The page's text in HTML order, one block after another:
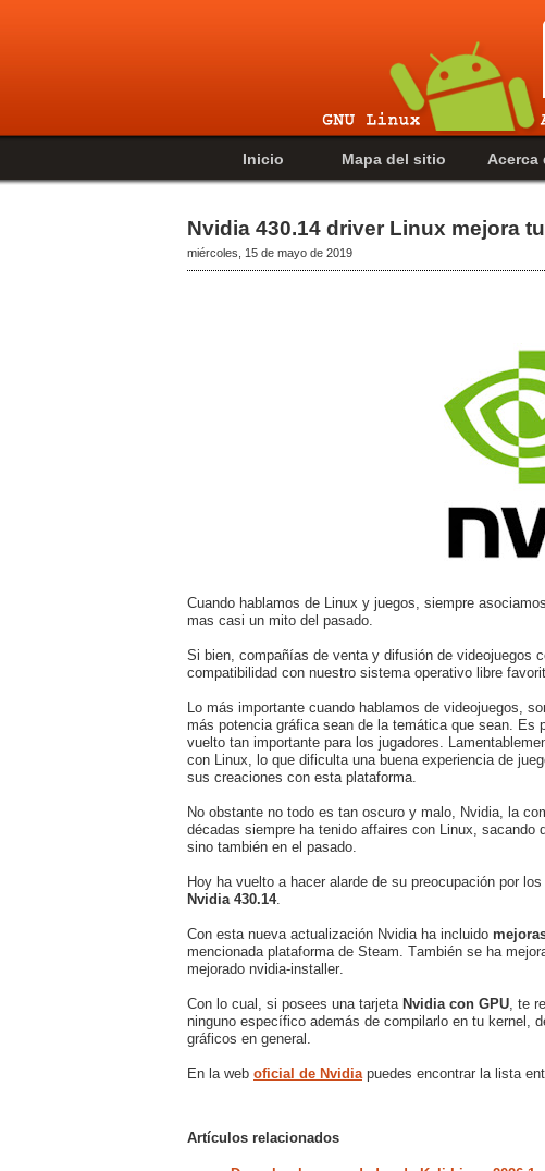
Inicio Mapa del sitio Acerca
Nvidia 430.14 driver Linux mejora
miércoles, 15 de mayo de 2019
Cuando hablamos de Linux y juegos, siempre
mas casi un mito del pasado.
Si bien, compañías de venta y difusión de videojuegos
compatibilidad con nuestro sistema operativo libre
Lo más importante cuando hablamos de videojuegos,
más potencia gráfica sean de la temática que sean. Es
vuelto tan importante para los jugadores.
con Linux, lo que dificulta una buena experiencia de
sus creaciones con esta plataforma.
No obstante no todo es tan oscuro y malo, Nvidia, la
décadas siempre ha tenido affaires con Linux,
sino también en el pasado.
Hoy ha vuelto a hacer alarde de su preocupación por
Nvidia 430.14.
Con esta nueva actualización Nvidia ha incluido
mencionada plataforma de Steam. También se ha
mejorado nvidia-installer.
Con lo cual, si posees una tarjeta Nvidia con GPU , te
ninguno específico además de compilarlo en tu kernel,
gráficos en general.
En la web oficial de Nvidia puedes encontrar la lista
Artículos relacionados